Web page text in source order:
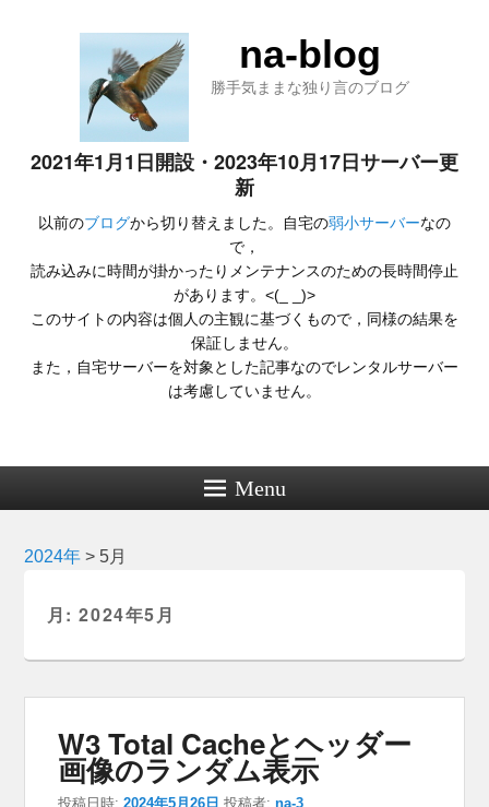
na-blog
勝手気ままな独り言のブログ
2021年1月1日開設・2023年10月17日サーバー更
新
以前のブログから切り替えました。自宅の弱小サーバーなの
で，
読み込みに時間が掛かったりメンテナンスのための長時間停止
があります。<(_ _)>
このサイトの内容は個人の主観に基づくもので，同様の結果を
保証しません。
また，自宅サーバーを対象とした記事なのでレンタルサーバー
は考慮していません。
Menu
2024年 > 5月
月:2024年5月
W3 Total Cacheとヘッダー
画像のランダム表示
投稿日時:2024年5月26日 投稿者:na-3